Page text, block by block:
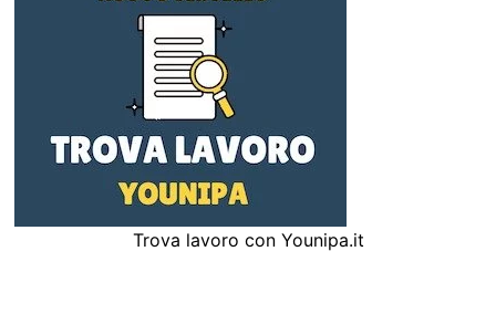
Trova lavoro con Younipa.it